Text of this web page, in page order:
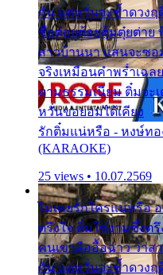
กัน แต่หวั่นจะช้ำดวง
ชื่อต๋อยต้อยตุ้มตุ๋ยต่าย
สาวบ้านนา แสนจะซ
จริงเหมือนคำพร่ำเฉ
ตามธรรมเนียม ติ๋มจะ
หวั่นขอยอมได้เคียง
รักติ๋มแน่หรือ - หงษ์ท
(KARAOKE)
25 views • 10.07.2569
ไม่เคยรักใครแน่หรือ
ตรึงใจ ติ๋มใช่งามซึ้งต
คนเขาลืออื้อฉาว ว่าส
กัน แต่หวั่นจะช้ำดวง